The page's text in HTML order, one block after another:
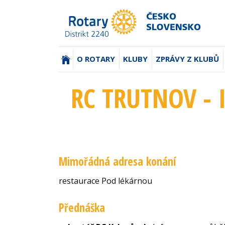
(AKTUÁLNÍ)
O ROTARY KLUBY ZPRÁVY Z KLUBŮ
RC TRUTNOV
Mimořádná adresa konání
restaurace Pod lékárnou
Přednáška